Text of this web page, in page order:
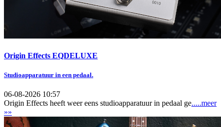
Origin Effects EQDELUXE
Studioapparatuur in een pedaal.
06-08-2026 10:57
Origin Effects heeft weer eens studioapparatuur in pedaal ge.....meer
»»